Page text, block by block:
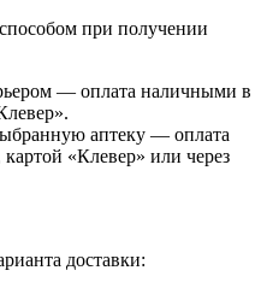
при получении
— оплата наличными в
аптеку — оплата
«Клевер» или через
доставки: